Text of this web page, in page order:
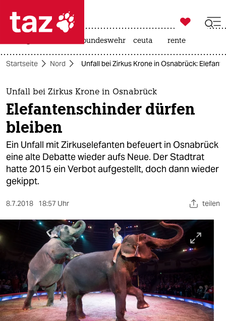
 taz zahl ich
taz zahl ich
themen
politik
öko
gesellschaft
kultur
sport
berlin
wahrheit
verlag
verlag

taz zahl ich
bundeswehr ceuta rente
Startseite Nord Unfall bei Zirkus Krone in Osnabrück:
Unfall bei Zirkus Krone in Osnabrück
Elefantenschinder dürfen
bleiben
Ein Unfall mit Zirkuselefanten befeuert in Osnabrück
eine alte Debatte wieder aufs Neue. Der Stadtrat
hatte 2015 ein Verbot aufgestellt, doch dann wieder
gekippt.
8.7.2018 18:57 Uhr teilen